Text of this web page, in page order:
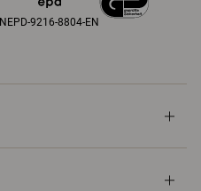
NEPD-9216-8804-EN